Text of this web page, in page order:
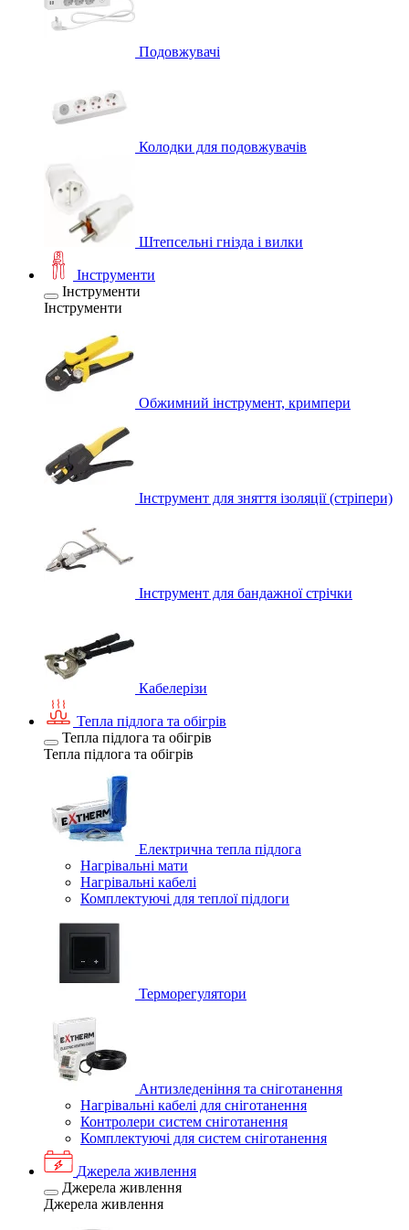
Подовжувачі
Колодки для подовжувачів
Штепсельні гнізда і вилки
Інструменти
Інструменти
Інструменти
Обжимний інструмент, кримпери
Інструмент для зняття ізоляції (стріпери)
Інструмент для бандажної стрічки
Кабелерізи
Тепла підлога та обігрів
Тепла підлога та обігрів
Тепла підлога та обігрів
Електрична тепла підлога
Нагрівальні мати
Нагрівальні кабелі
Комплектуючі для теплої підлоги
Терморегулятори
Антизледеніння та сніготанення
Нагрівальні кабелі для сніготанення
Контролери систем сніготанення
Комплектуючі для систем сніготанення
Джерела живлення
Джерела живлення
Джерела живлення